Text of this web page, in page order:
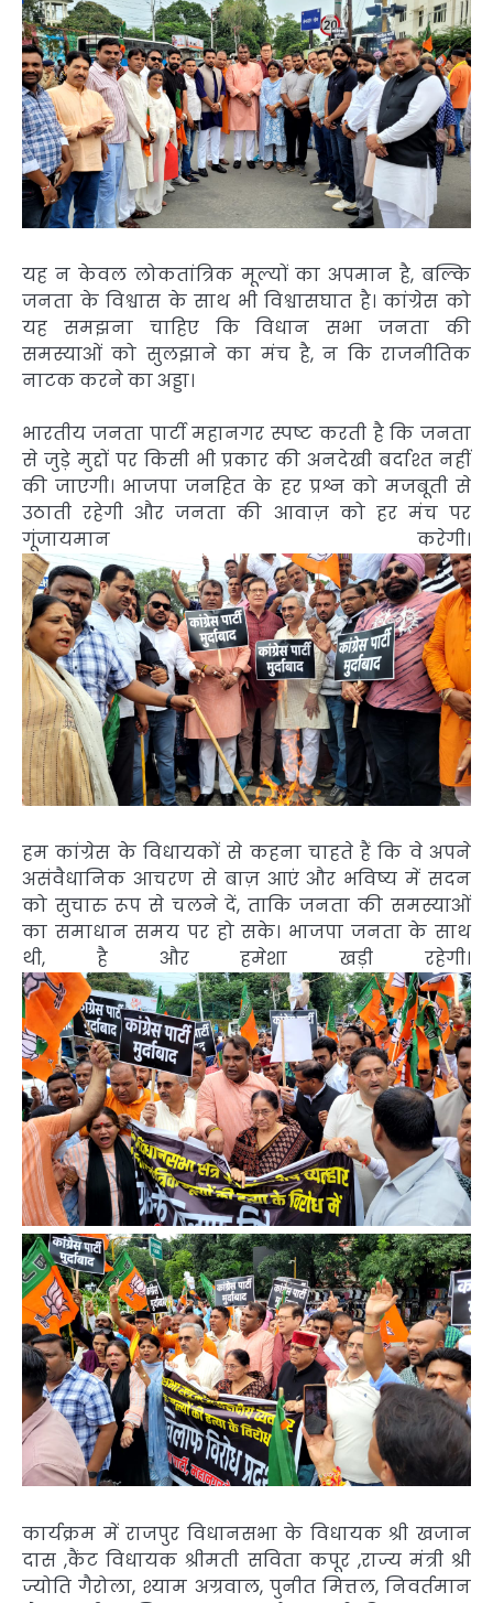
यह न केवल लोकतांत्रिक मूल्यों का अपमान है, बल्कि
जनता के विश्वास के साथ भी विश्वासघात है। कांग्रेस को
यह समझना चाहिए कि विधान सभा जनता की
समस्याओं को सुलझाने का मंच है, न कि राजनीतिक
नाटक करने का अड्डा।
भारतीय जनता पार्टी महानगर स्पष्ट करती है कि जनता
से जुड़े मुद्दों पर किसी भी प्रकार की अनदेखी बर्दाश्त नहीं
की जाएगी। भाजपा जनहित के हर प्रश्न को मजबूती से
उठाती रहेगी और जनता की आवाज़ को हर मंच पर
गूंजायमान करेगी।
हम कांग्रेस के विधायकों से कहना चाहते हैं कि वे अपने
असंवैधानिक आचरण से बाज़ आएं और भविष्य में सदन
को सुचारु रूप से चलने दें, ताकि जनता की समस्याओं
का समाधान समय पर हो सके। भाजपा जनता के साथ
थी, है और हमेशा खड़ी रहेगी।
कार्यक्रम में राजपुर विधानसभा के विधायक श्री खजान
दास ,कैंट विधायक श्रीमती सविता कपूर ,राज्य मंत्री श्री
ज्योति गैरोला, श्याम अग्रवाल, पुनीत मित्तल, निवर्तमान